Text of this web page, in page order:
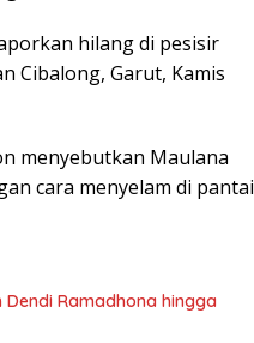
hilang di pesisir
Cibalong, Garut, Kamis
menyebutkan Maulana
cara menyelam di pantai
Ramadhona hingga